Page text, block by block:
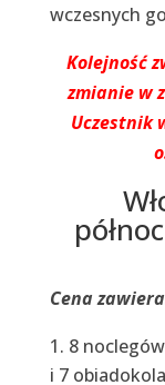
wczesnych
Kolejność
zmianie w
Uczestnik
Cena
8
i 7